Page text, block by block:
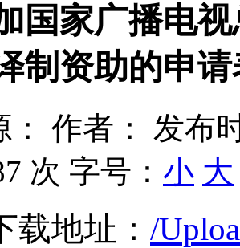
国家广播电
制资助的申请
作者：
发布
次 字号： 小 大
载地址： /